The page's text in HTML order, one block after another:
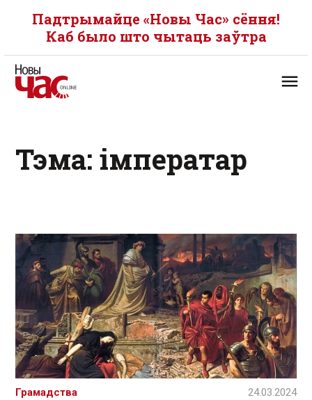
Падтрымайце «Новы Час» сёння!
Каб было што чытаць заўтра
Тэма: імператар
Грамадства 24.03.2024